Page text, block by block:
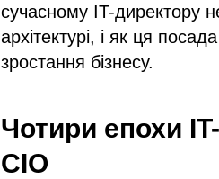
сучасному IT-директору
архітектурі, і як ця
зростання бізнесу.
Чотири епохи
CIO